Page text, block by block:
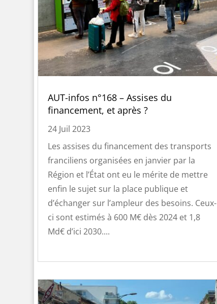
AUT-infos n°168 – Assises du
financement, et après ?
24 Juil 2023
Les assises du financement des transports
franciliens organisées en janvier par la
Région et l’État ont eu le mérite de mettre
enfin le sujet sur la place publique et
d’échanger sur l’ampleur des besoins. Ceux-
ci sont estimés à 600 M€ dès 2024 et 1,8
Md€ d’ici 2030....